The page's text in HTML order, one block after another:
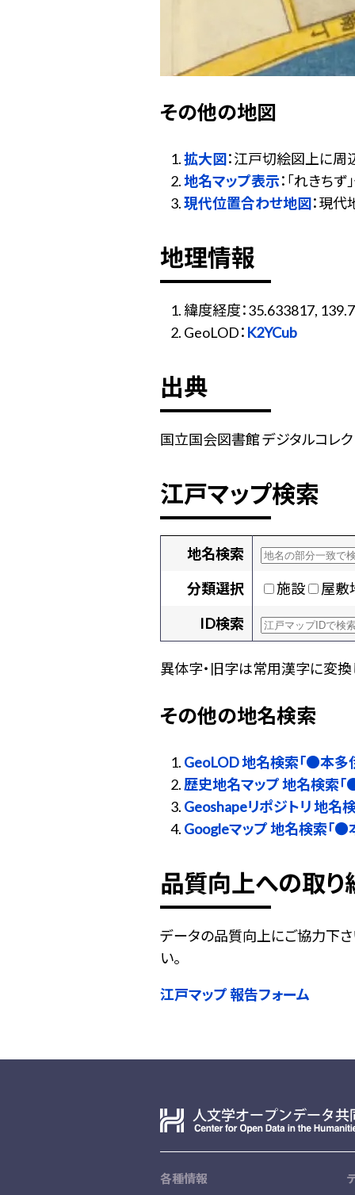
その他の地図
拡大図：江戸切絵図上に周
地名マップ表示：「れきち
現代位置合わせ地図：現
地理情報
緯度経度：35.633817,
GeoLOD： K2YCub
出典
国立国会図書館 デジタルコレク
江戸マップ検索
地名検索
分類選択
施設
屋敷
ID検索
異体字・旧字は常用漢字に変
その他の地名検索
GeoLOD 地名検索「●本多
歴史地名マップ 地名検索
Geoshapeリポジトリ 地名
Googleマップ 地名検索「●
品質向上への取り
データの品質向上にご協力下
い。
江戸マップ 報告フォーム
各種情報